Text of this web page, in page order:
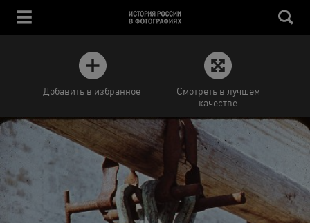
Добавить в избранное
Смотреть в лучшем
качестве